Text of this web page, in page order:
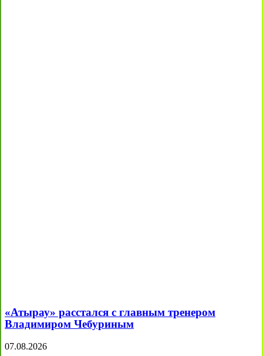
«Атырау» расстался с главным тренером
Владимиром Чебуриным
07.08.2026